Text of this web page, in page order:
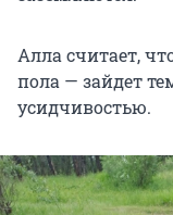
Алла считает,
пола — зайдет
усидчивостью.